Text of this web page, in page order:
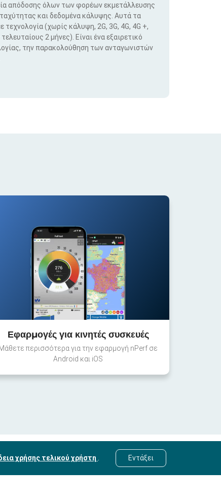
απόδοσης όλων των φορέων εκμετάλλευσης
και δεδομένα κάλυψης. Αυτά τα
(χωρίς κάλυψη, 2G, 3G, 4G, 4G +,
2 μήνες). Είναι ένα εξαιρετικό
την παρακολούθηση των ανταγωνιστών
Εφαρμογές για κινητές συσκευές
Μάθετε περισσότερα για την εφαρμογή nPerf σε
Android και iOS
χρήσης τελικού χρήστη Εντάξει